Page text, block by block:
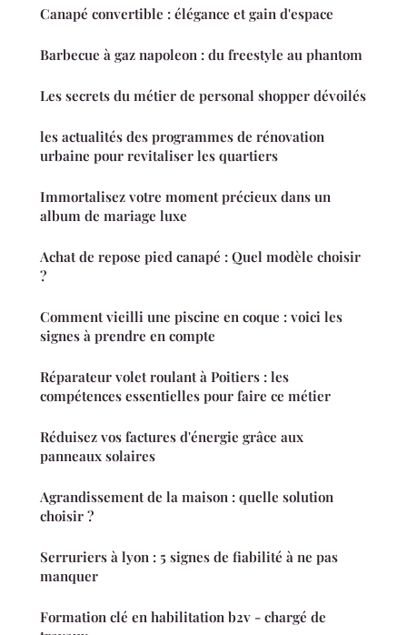
Canapé convertible : élégance et gain d'espace
Barbecue à gaz napoleon : du freestyle au phantom
Les secrets du métier de personal shopper dévoilés
les actualités des programmes de rénovation
urbaine pour revitaliser les quartiers
Immortalisez votre moment précieux dans un
album de mariage luxe
Achat de repose pied canapé : Quel modèle choisir
?
Comment vieilli une piscine en coque : voici les
signes à prendre en compte
Réparateur volet roulant à Poitiers : les
compétences essentielles pour faire ce métier
Réduisez vos factures d'énergie grâce aux
panneaux solaires
Agrandissement de la maison : quelle solution
choisir ?
Serruriers à lyon : 5 signes de fiabilité à ne pas
manquer
Formation clé en habilitation b2v - chargé de